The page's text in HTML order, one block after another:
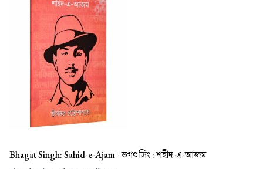
Bhagat Singh: Sahid-e-Ajam -ভগৎ সিং : শহীদ-এ-আজম